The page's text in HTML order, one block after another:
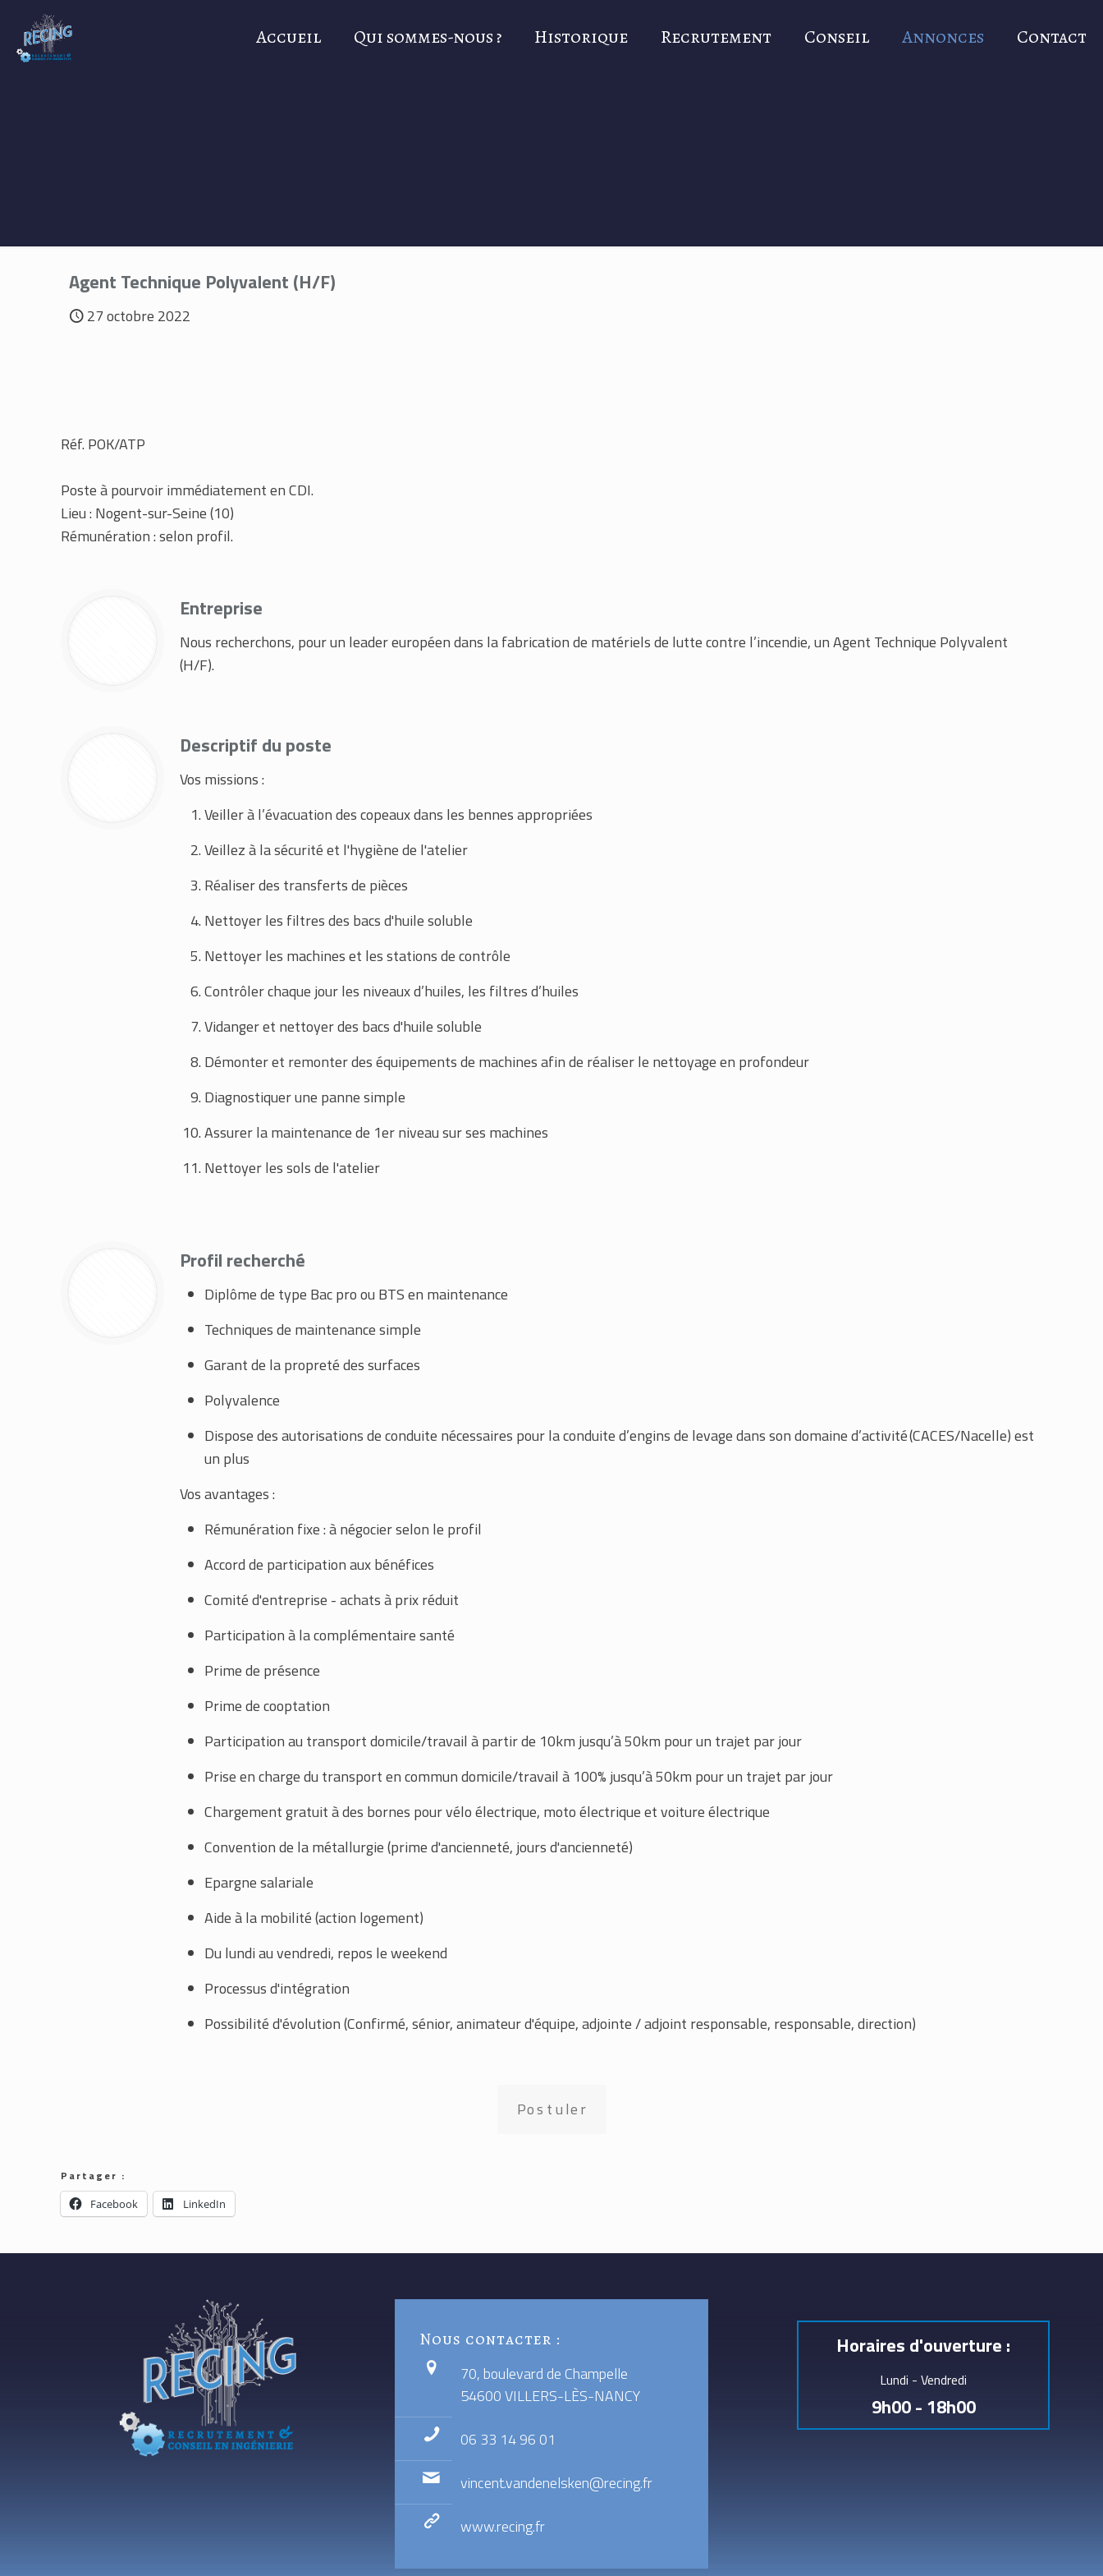
Accueil Qui sommes-nous ? Historique Recrutement Conseil Annonces Contact
Agent Technique Polyvalent (H/F)
27 octobre 2022
Réf. POK/ATP
Poste à pourvoir immédiatement en CDI.
Lieu : Nogent-sur-Seine (10)
Rémunération : selon profil.
Entreprise
Nous recherchons, pour un leader européen dans la fabrication de matériels de lutte contre l’incendie, un Agent Technique Polyvalent
(H/F).
Descriptif du poste
Vos missions :
Veiller à l’évacuation des copeaux dans les bennes appropriées
Veillez à la sécurité et l'hygiène de l'atelier
Réaliser des transferts de pièces
Nettoyer les filtres des bacs d'huile soluble
Nettoyer les machines et les stations de contrôle
Contrôler chaque jour les niveaux d’huiles, les filtres d’huiles
Vidanger et nettoyer des bacs d'huile soluble
Démonter et remonter des équipements de machines afin de réaliser le nettoyage en profondeur
Diagnostiquer une panne simple
Assurer la maintenance de 1er niveau sur ses machines
Nettoyer les sols de l'atelier
Profil recherché
Diplôme de type Bac pro ou BTS en maintenance
Techniques de maintenance simple
Garant de la propreté des surfaces
Polyvalence
Dispose des autorisations de conduite nécessaires pour la conduite d’engins de levage dans son domaine d’activité (CACES/Nacelle) est
un plus
Vos avantages :
Rémunération fixe : à négocier selon le profil
Accord de participation aux bénéfices
Comité d'entreprise - achats à prix réduit
Participation à la complémentaire santé
Prime de présence
Prime de cooptation
Participation au transport domicile/travail à partir de 10km jusqu’à 50km pour un trajet par jour
Prise en charge du transport en commun domicile/travail à 100% jusqu’à 50km pour un trajet par jour
Chargement gratuit à des bornes pour vélo électrique, moto électrique et voiture électrique
Convention de la métallurgie (prime d'ancienneté, jours d'ancienneté)
Epargne salariale
Aide à la mobilité (action logement)
Du lundi au vendredi, repos le weekend
Processus d'intégration
Possibilité d'évolution (Confirmé, sénior, animateur d'équipe, adjointe / adjoint responsable, responsable, direction)
Postuler
Partager :
Facebook LinkedIn
Nous contacter :
70, boulevard de Champelle
54600 VILLERS-LÈS-NANCY
06 33 14 96 01
vincent.vandenelsken@recing.fr
www.recing.fr
Horaires d'ouverture :
Lundi - Vendredi
9h00 - 18h00